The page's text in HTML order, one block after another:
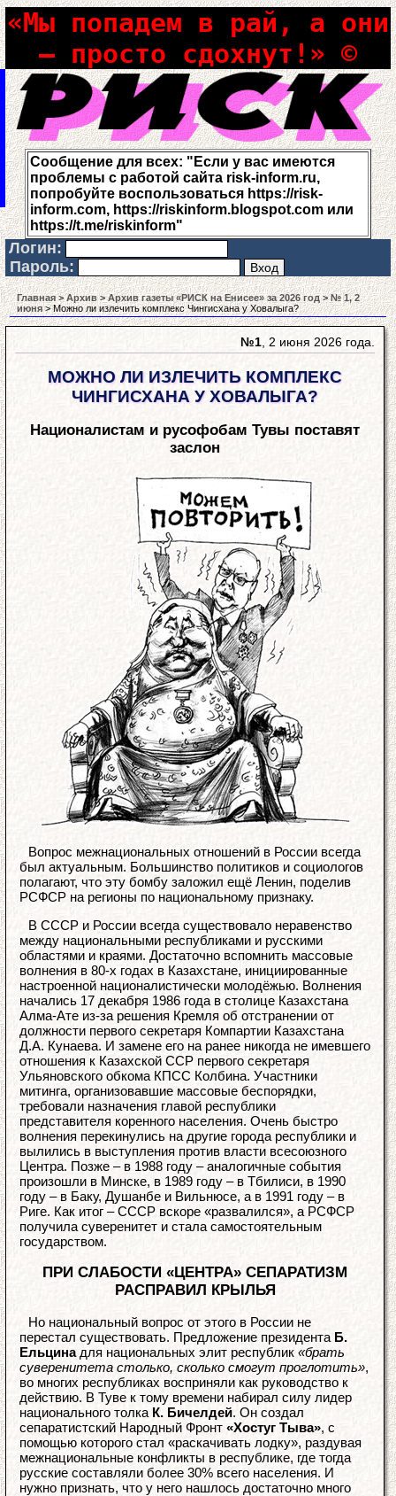
«Мы попадем в рай, а они
– просто сдохнут!» ©
Сообщение для всех: "Если у вас имеются
проблемы с работой сайта risk-inform.ru,
попробуйте воспользоваться https://risk-
inform.com, https://riskinform.blogspot.com или
https://t.me/riskinform"
Логин:
Пароль:
Главная>Архив>Архив газеты «РИСК на Енисее» за 2026 год>№ 1, 2
июня> Можно ли излечить комплекс Чингисхана у Ховалыга?
№1 , 2 июня 2026 года.
МОЖНО ЛИ ИЗЛЕЧИТЬ КОМПЛЕКС
ЧИНГИСХАНА У ХОВАЛЫГА?
Националистам и русофобам Тувы поставят
заслон
Вопрос межнациональных отношений в России всегда
был актуальным. Большинство политиков и социологов
полагают, что эту бомбу заложил ещё Ленин, поделив
РСФСР на регионы по национальному признаку.
В СССР и России всегда существовало неравенство
между национальными республиками и русскими
областями и краями. Достаточно вспомнить массовые
волнения в 80-х годах в Казахстане, инициированные
настроенной националистически молодёжью. Волнения
начались 17 декабря 1986 года в столице Казахстана
Алма-Ате из-за решения Кремля об отстранении от
должности первого секретаря Компартии Казахстана
Д.А. Кунаева. И замене его на ранее никогда не имевшего
отношения к Казахской ССР первого секретаря
Ульяновского обкома КПСС Колбина. Участники
митинга, организовавшие массовые беспорядки,
требовали назначения главой республики
представителя коренного населения. Очень быстро
волнения перекинулись на другие города республики и
вылились в выступления против власти всесоюзного
Центра. Позже – в 1988 году – аналогичные события
произошли в Минске, в 1989 году – в Тбилиси, в 1990
году – в Баку, Душанбе и Вильнюсе, а в 1991 году – в
Риге. Как итог – СССР вскоре «развалился», а РСФСР
получила суверенитет и стала самостоятельным
государством.
ПРИ СЛАБОСТИ «ЦЕНТРА» СЕПАРАТИЗМ
РАСПРАВИЛ КРЫЛЬЯ
Но национальный вопрос от этого в России не
перестал существовать. Предложение президента Б.
Ельцинадля национальных элит республик «брать
суверенитета столько, сколько смогут проглотить»,
во многих республиках восприняли как руководство к
действию. В Туве к тому времени набирал силу лидер
национального толка К. Бичелдей. Он создал
сепаратистский Народный Фронт «Хостуг Тыва», с
помощью которого стал «раскачивать лодку», раздувая
межнациональные конфликты в республике, где тогда
русские составляли более 30% всего населения. И
нужно признать, что у него нашлось достаточно много